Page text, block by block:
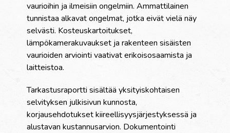
vaurioihin ja ilmeisiin ongelmiin. Ammattilainen
tunnistaa alkavat ongelmat, jotka eivät vielä näy
selvästi. Kosteuskartoitukset,
lämpökamerakuvaukset ja rakenteen sisäisten
vaurioiden arviointi vaativat erikoisosaamista ja
laitteistoa.
Tarkastusraportti sisältää yksityiskohtaisen
selvityksen julkisivun kunnosta,
korjausehdotukset kiireellisyysjärjestyksessä ja
alustavan kustannusarvion. Dokumentointi